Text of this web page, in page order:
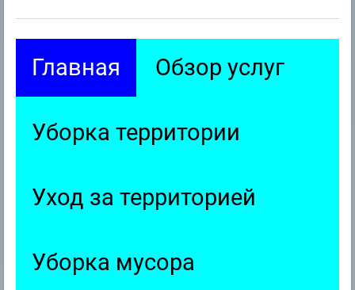
Главная Обзор услуг
Уборка территории
Уход за территорией
Уборка мусора